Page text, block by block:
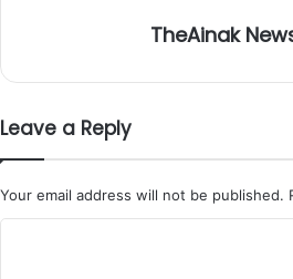
TheAinak
Leave a Reply
Your email address will not be published.